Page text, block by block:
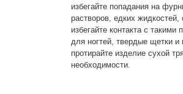
избегайте попадания на
растворов, едких
избегайте контакта с
для ногтей, твердые щетки и
протирайте изделие сухой
необходимости.